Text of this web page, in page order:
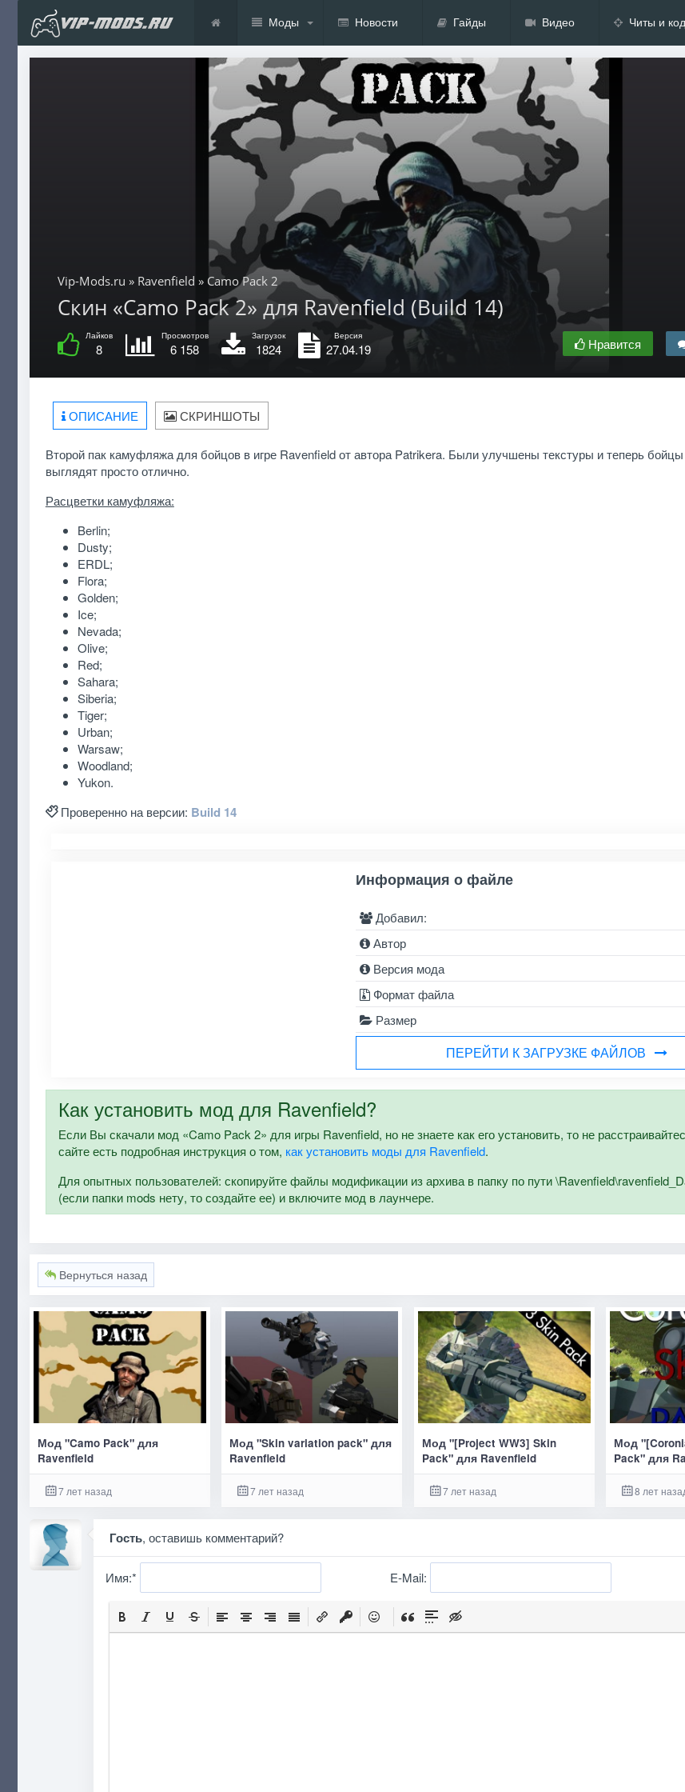
Моды Новости Гайды Видео Читы и
Vip-Mods.ru » Ravenfield » Camo Pack 2
Скин «Camo Pack 2» для Ravenfield (Build 14)
Лайков
8
Просмотров
6 158
Загрузок
1824
Версия
27.04.19 Нравится
ОПИСАНИЕ СКРИНШОТЫ
Второй пак камуфляжа для бойцов в игре Ravenfield от автора Patrikera. Были улучшены текстуры и теперь
выглядят просто отлично.
Расцветки камуфляжа:
Berlin;
Dusty;
ERDL;
Flora;
Golden;
Ice;
Nevada;
Olive;
Red;
Sahara;
Siberia;
Tiger;
Urban;
Warsaw;
Woodland;
Yukon.
Проверенно на версии: Build 14
Информация о файле
Добавил:
Автор
Версия мода
Формат файла
Размер
ПЕРЕЙТИ К ЗАГРУЗКЕ ФАЙЛОВ
Как установить мод для Ravenfield?
Если Вы скачали мод «Camo Pack 2» для игры Ravenfield, но не знаете как его установить, то не
сайте есть подробная инструкция о том, как установить моды для Ravenfield.
Для опытных пользователей: скопируйте файлы модификации из архива в папку по пути
(если папки mods нету, то создайте ее) и включите мод в лаунчере.
Вернуться назад
Мод "Camo Pack" для
Ravenfield
7 лет назад
Мод "Skin variation pack" для
Ravenfield
7 лет назад
Мод "[Project WW3] Skin
Pack" для Ravenfield
7 лет назад
Мод
Pack" для
8 лет
Гость, оставишь комментарий?
Имя:* E-Mail: